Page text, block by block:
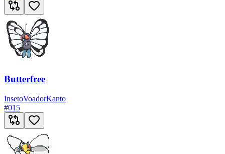
Butterfree
InsetoVoadorKanto
#015